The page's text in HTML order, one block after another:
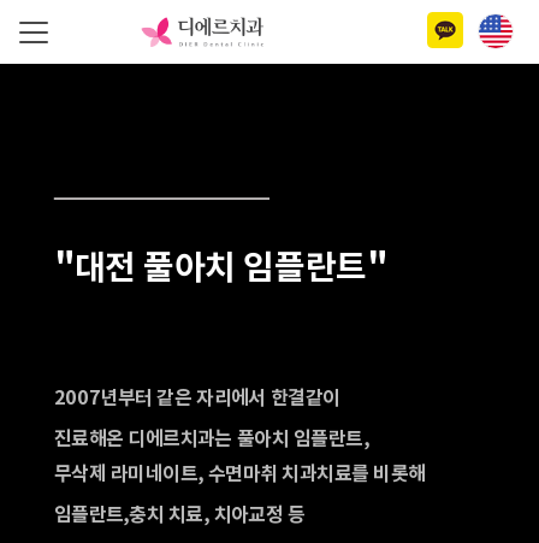
"대전 풀아치 임플란트"
2007년부터 같은 자리에서 한결같이
진료해온 디에르치과는 풀아치 임플란트,
무삭제 라미네이트, 수면마취 치과치료를 비롯해
임플란트,충치 치료, 치아교정 등